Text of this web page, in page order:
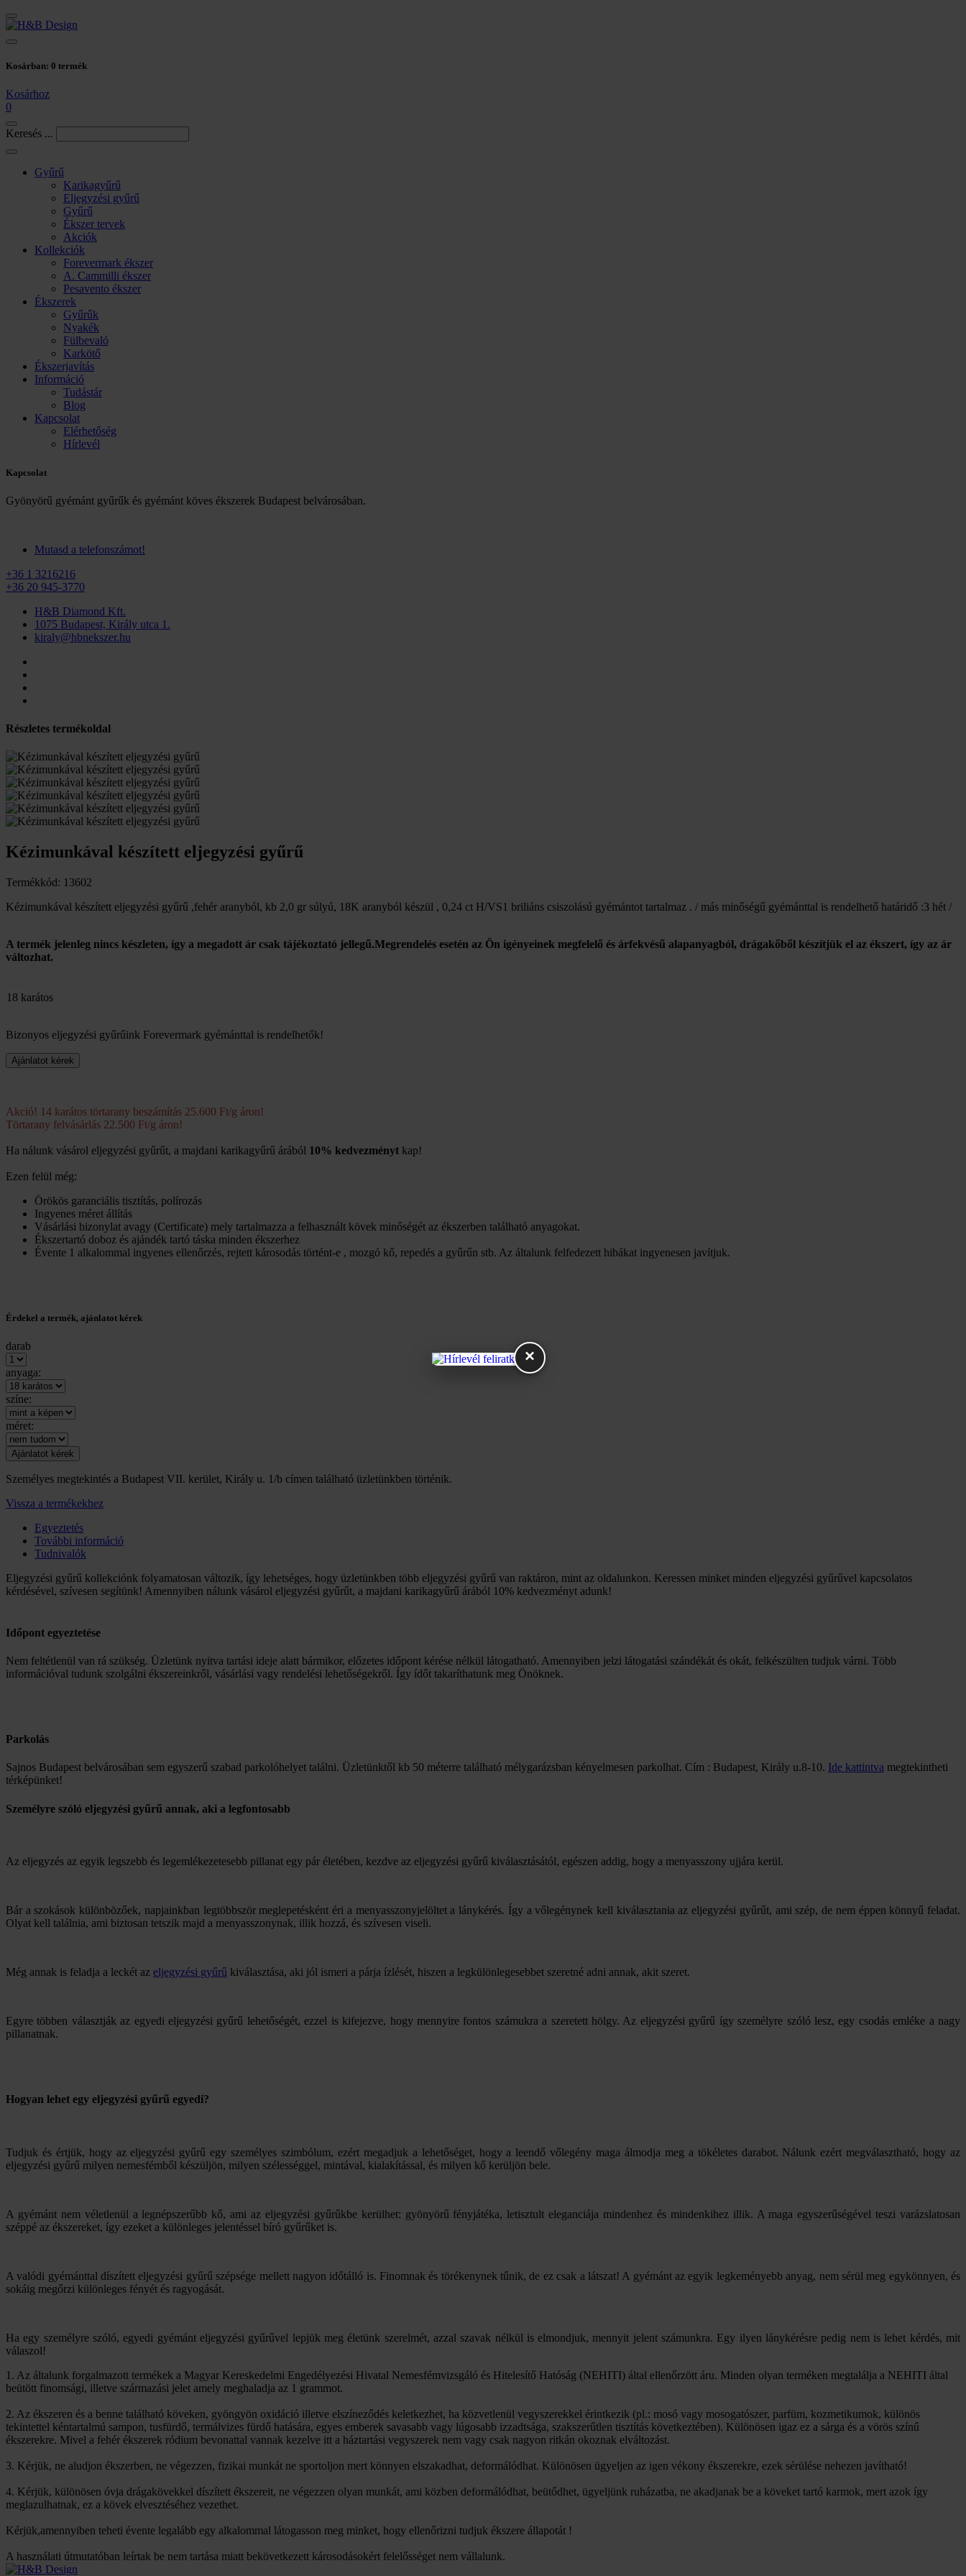
Kosárban: 0 termék
Kosárhoz
0
Keresés ...
Gyűrű
Karikagyűrű
Eljegyzési gyűrű
Gyűrű
Ékszer tervek
Akciók
Kollekciók
Forevermark ékszer
A. Cammilli ékszer
Pesavento ékszer
Ékszerek
Gyűrűk
Nyakék
Fülbevaló
Karkötő
Ékszerjavítás
Információ
Tudástár
Blog
Kapcsolat
Elérhetőség
Hírlevél
Kapcsolat
Gyönyörű gyémánt gyűrűk és gyémánt köves ékszerek Budapest belvárosában.
Mutasd a telefonszámot!
+36 1 3216216
+36 20 945-3770
H&B Diamond Kft.
1075 Budapest, Király utca 1.
kiraly@hbnekszer.hu
Részletes termékoldal
Kézimunkával készített eljegyzési gyűrű
Termékkód: 13602
Kézimunkával készített eljegyzési gyűrű ,fehér aranyból, kb 2,0 gr súlyú, 18K aranyból készül , 0,24 ct H/VS1 briliáns csiszolású gyémántot tartalmaz . / más minőségű gyémánttal is rendelhető határidő :3 hét /
A termék jelenleg nincs készleten, így a megadott ár csak tájékoztató jellegű.Megrendelés esetén az Ön igényeinek megfelelő és árfekvésű alapanyagból, drágakőből készítjük el az ékszert, így az ár
változhat.
18 karátos
Bizonyos eljegyzési gyűrűink Forevermark gyémánttal is rendelhetők!
Akció! 14 karátos törtarany beszámítás 25.600 Ft/g áron!
Törtarany felvásárlás 22.500 Ft/g áron!
Ha nálunk vásárol eljegyzési gyűrűt, a majdani karikagyűrű árából 10% kedvezményt kap!
Ezen felül még:
Örökös garanciális tisztítás, polírozás
Ingyenes méret állítás
Vásárlási bizonylat avagy (Certificate) mely tartalmazza a felhasznált kövek minőségét az ékszerben található anyagokat.
Ékszertartó doboz és ajándék tartó táska minden ékszerhez
Évente 1 alkalommal ingyenes ellenőrzés, rejtett károsodás történt-e , mozgó kő, repedés a gyűrűn stb. Az általunk felfedezett hibákat ingyenesen javítjuk.
Érdekel a termék, ajánlatot kérek
darab
anyaga:
színe:
méret:
Személyes megtekintés a Budapest VII. kerület, Király u. 1/b címen található üzletünkben történik.
Vissza a termékekhez
Egyeztetés
További információ
Tudnivalók
Eljegyzési gyűrű kollekciónk folyamatosan változik, így lehetséges, hogy üzletünkben több eljegyzési gyűrű van raktáron, mint az oldalunkon. Keressen minket minden eljegyzési gyűrűvel kapcsolatos
kérdésével, szívesen segítünk! Amennyiben nálunk vásárol eljegyzési gyűrűt, a majdani karikagyűrű árából 10% kedvezményt adunk!
Időpont egyeztetése
Nem feltétlenül van rá szükség. Üzletünk nyitva tartási ideje alatt bármikor, előzetes időpont kérése nélkül látogatható. Amennyiben jelzi látogatási szándékát és okát, felkészülten tudjuk várni. Több
információval tudunk szolgálni ékszereinkről, vásárlási vagy rendelési lehetőségekről. Így ídőt takaríthatunk meg Önöknek.
Parkolás
Sajnos Budapest belvárosában sem egyszerű szabad parkolóhelyet találni. Üzletünktől kb 50 méterre található mélygarázsban kényelmesen parkolhat. Cím : Budapest, Király u.8-10. Ide kattintva megtekintheti
térképünket!
Személyre szóló eljegyzési gyűrű annak, aki a legfontosabb
Az eljegyzés az egyik legszebb és legemlékezetesebb pillanat egy pár életében, kezdve az eljegyzési gyűrű kiválasztásától, egészen addig, hogy a menyasszony ujjára kerül.
Bár a szokások különbözőek, napjainkban legtöbbször meglepetésként éri a menyasszonyjelöltet a lánykérés. Így a vőlegénynek kell kiválasztania az eljegyzési gyűrűt, ami szép, de nem éppen könnyű feladat.
Olyat kell találnia, ami biztosan tetszik majd a menyasszonynak, illik hozzá, és szívesen viseli.
Még annak is feladja a leckét az eljegyzési gyűrű kiválasztása, aki jól ismeri a párja ízlését, hiszen a legkülönlegesebbet szeretné adni annak, akit szeret.
Egyre többen választják az egyedi eljegyzési gyűrű lehetőségét, ezzel is kifejezve, hogy mennyire fontos számukra a szeretett hölgy. Az eljegyzési gyűrű így személyre szóló lesz, egy csodás emléke a nagy
pillanatnak.
Hogyan lehet egy eljegyzési gyűrű egyedi?
Tudjuk és értjük, hogy az eljegyzési gyűrű egy személyes szimbólum, ezért megadjuk a lehetőséget, hogy a leendő vőlegény maga álmodja meg a tökéletes darabot. Nálunk ezért megválasztható, hogy az
eljegyzési gyűrű milyen nemesfémből készüljön, milyen szélességgel, mintával, kialakítással, és milyen kő kerüljön bele.
A gyémánt nem véletlenül a legnépszerűbb kő, ami az eljegyzési gyűrűkbe kerülhet: gyönyörű fényjátéka, letisztult eleganciája mindenhez és mindenkihez illik. A maga egyszerűségével teszi varázslatosan
széppé az ékszereket, így ezeket a különleges jelentéssel bíró gyűrűket is.
A valódi gyémánttal díszített eljegyzési gyűrű szépsége mellett nagyon időtálló is. Finomnak és törékenynek tűnik, de ez csak a látszat! A gyémánt az egyik legkeményebb anyag, nem sérül meg egykönnyen, és
sokáig megőrzi különleges fényét és ragyogását.
Ha egy személyre szóló, egyedi gyémánt eljegyzési gyűrűvel lepjük meg életünk szerelmét, azzal szavak nélkül is elmondjuk, mennyit jelent számunkra. Egy ilyen lánykérésre pedig nem is lehet kérdés, mit
válaszol!
1. Az általunk forgalmazott termékek a Magyar Kereskedelmi Engedélyezési Hivatal Nemesfémvizsgáló és Hitelesítő Hatóság (NEHITI) által ellenőrzött áru. Minden olyan terméken megtalálja a NEHITI által
beütött finomsági, illetve származási jelet amely meghaladja az 1 grammot.
2. Az ékszeren és a benne található köveken, gyöngyön oxidáció illetve elszíneződés keletkezhet, ha közvetlenül vegyszerekkel érintkezik (pl.: mosó vagy mosogatószer, parfüm, kozmetikumok, különös
tekintettel kéntartalmú sampon, tusfürdő, termálvizes fürdő hatására, egyes emberek savasabb vagy lúgosabb izzadtsága, szakszerűtlen tisztítás következtében). Különösen igaz ez a sárga és a vörös színű
ékszerekre. Mivel a fehér ékszerek ródium bevonattal vannak kezelve itt a háztartási vegyszerek nem vagy csak nagyon ritkán okoznak elváltozást.
3. Kérjük, ne aludjon ékszerben, ne végezzen, fizikai munkát ne sportoljon mert könnyen elszakadhat, deformálódhat. Különösen ügyeljen az igen vékony ékszerekre, ezek sérülése nehezen javítható!
4. Kérjük, különösen óvja drágakövekkel díszített ékszereit, ne végezzen olyan munkát, ami közben deformálódhat, beütődhet, ügyeljünk ruházatba, ne akadjanak be a köveket tartó karmok, mert azok így
meglazulhatnak, ez a kövek elvesztéséhez vezethet.
Kérjük,amennyiben teheti évente legalább egy alkalommal látogasson meg minket, hogy ellenőrizni tudjuk ékszere állapotát !
A használati útmutatóban leírtak be nem tartása miatt bekövetkezett károsodásokért felelősséget nem vállalunk.
×